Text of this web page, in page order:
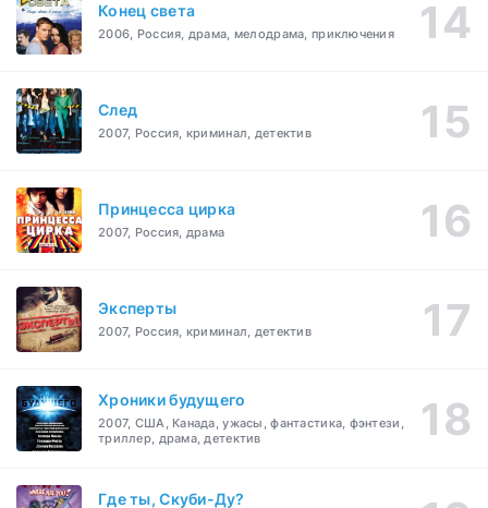
Конец света
2006, Россия, драма, мелодрама, приключения
След
2007, Россия, криминал, детектив
Принцесса цирка
2007, Россия, драма
Эксперты
2007, Россия, криминал, детектив
Хроники будущего
2007, США, Канада, ужасы, фантастика, фэнтези,
триллер, драма, детектив
Где ты, Скуби-Ду?